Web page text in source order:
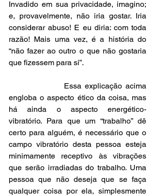
Invadido em sua privacidade, imagino;
e, provavelmente, não iria gostar. Iria
considerar abuso! E eu diria: com toda
razão! Mais uma vez, é a história do
“não fazer ao outro o que não gostaria
que fizessem para si”.
engloba o aspecto ético da coisa, mas
há ainda o aspecto energético-
vibratório. Para que um “trabalho” dê
certo para alguém, é necessário que o
campo vibratório desta pessoa esteja
minimamente receptivo às vibrações
que serão irradiadas do trabalho. Uma
pessoa que não deseja que se faça
qualquer coisa por ela, simplesmente